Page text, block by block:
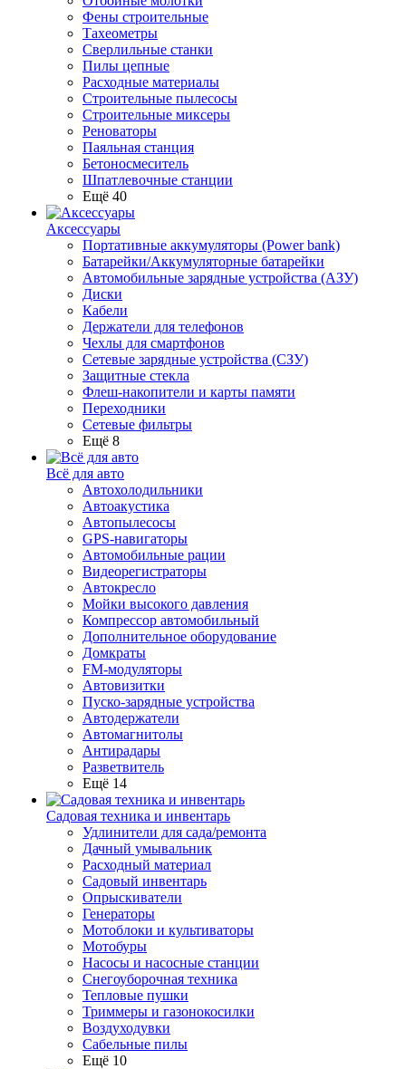
Фены строительные
Тахеометры
Сверлильные станки
Пилы цепные
Расходные материалы
Строительные пылесосы
Строительные миксеры
Реноваторы
Паяльная станция
Бетоносмеситель
Шпатлевочные станции
Ещё 40
Аксессуары
Портативные аккумуляторы (Power bank)
Батарейки/Аккумуляторные батарейки
Автомобильные зарядные устройства (АЗУ)
Диски
Кабели
Держатели для телефонов
Чехлы для смартфонов
Сетевые зарядные устройства (СЗУ)
Защитные стекла
Флеш-накопители и карты памяти
Переходники
Сетевые фильтры
Ещё 8
Всё для авто
Автохолодильники
Автоакустика
Автопылесосы
GPS-навигаторы
Автомобильные рации
Видеорегистраторы
Автокресло
Мойки высокого давления
Компрессор автомобильный
Дополнительное оборудование
Домкраты
FM-модуляторы
Автовизитки
Пуско-зарядные устройства
Автодержатели
Автомагнитолы
Антирадары
Разветвитель
Ещё 14
Садовая техника и инвентарь
Удлинители для сада/ремонта
Дачный умывальник
Расходный материал
Садовый инвентарь
Опрыскиватели
Генераторы
Мотоблоки и культиваторы
Мотобуры
Насосы и насосные станции
Снегоуборочная техника
Тепловые пушки
Триммеры и газонокосилки
Воздуходувки
Сабельные пилы
Ещё 10